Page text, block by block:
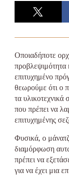
Οποιαδήποτε
προβλεψιμότητα
επιτυχημένο
θεωρούμε ότι ο
τα υλικοτεχνικά
που πρέπει να
επιτυχημένης
Φυσικά, ο
διαμόρφωση
πρέπει να
για να έχει μια